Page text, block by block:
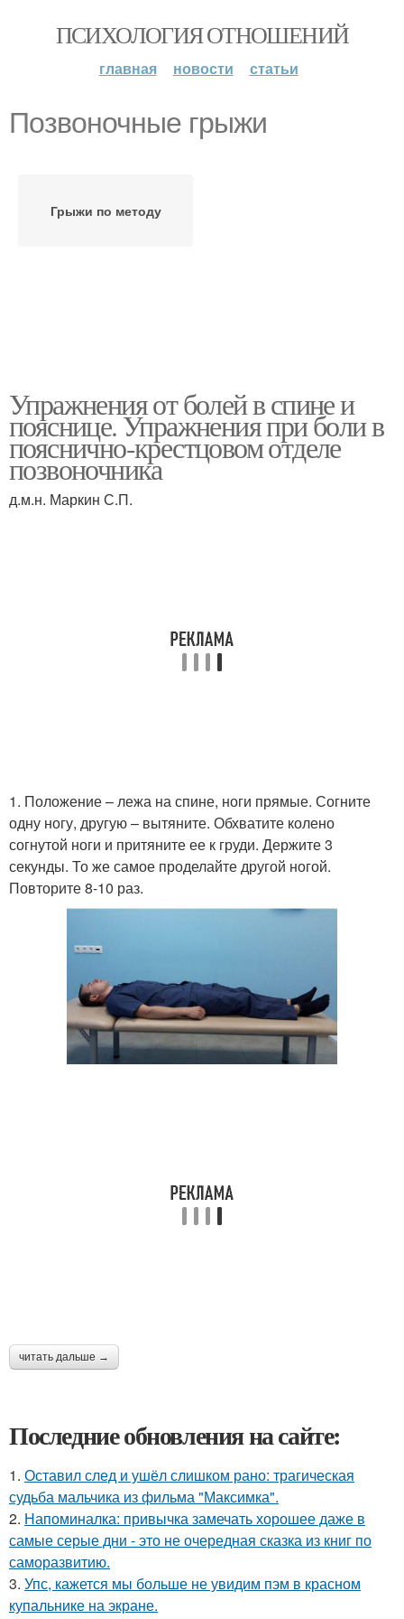
ПСИХОЛОГИЯ ОТНОШЕНИЙ
главная новости статьи
Позвоночные грыжи
Грыжи по методу
Упражнения от болей в спине и
пояснице. Упражнения при боли в
пояснично-крестцовом отделе
позвоночника
д.м.н. Маркин С.П.
1. Положение – лежа на спине, ноги прямые. Согните
одну ногу, другую – вытяните. Обхватите колено
согнутой ноги и притяните ее к груди. Держите 3
секунды. То же самое проделайте другой ногой.
Повторите 8-10 раз.
читать дальше →
Последние обновления на сайте:
1. Оставил след и ушёл слишком рано: трагическая
судьба мальчика из фильма "Максимка".
2. Напоминалка: привычка замечать хорошее даже в
самые серые дни - это не очередная сказка из книг по
саморазвитию.
3. Упс, кажется мы больше не увидим пэм в красном
купальнике на экране.